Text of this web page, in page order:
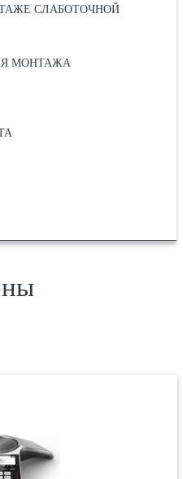
СЛАБОТОЧНОЙ
МОНТАЖА